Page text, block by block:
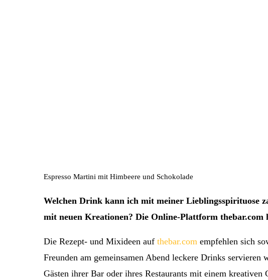
Espresso Martini mit Himbeere und Schokolade
Welchen Drink kann ich mit meiner Lieblingsspirituose
mit neuen Kreationen? Die Online-Plattform thebar.com
Die Rezept- und Mixideen auf thebar.com empfehlen sich
Freunden am gemeinsamen Abend leckere Drinks servieren
Gästen ihrer Bar oder ihres Restaurants mit einem kreativen